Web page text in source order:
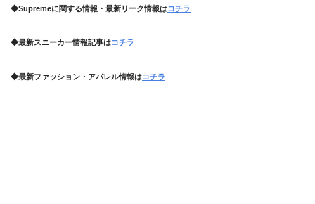
◆Supremeに関する情報・最新リーク情報はコチラ
◆最新スニーカー情報記事はコチラ
◆最新ファッション・アパレル情報はコチラ